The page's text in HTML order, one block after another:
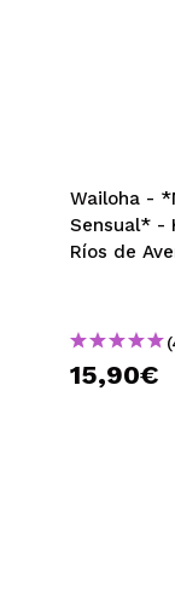
Wailoha -
Sensual* -
Ríos de
15,90€